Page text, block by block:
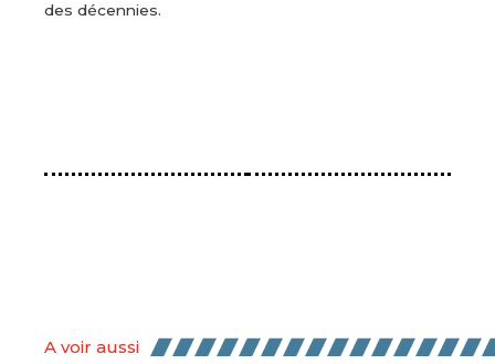
des décennies.
A voir aussi